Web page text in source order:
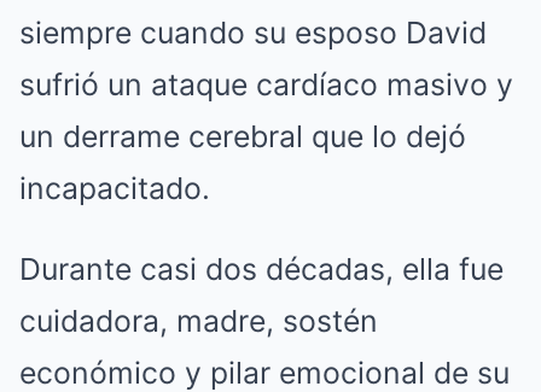
siempre cuando su esposo David
sufrió un ataque cardíaco masivo y
un derrame cerebral que lo dejó
incapacitado.
Durante casi dos décadas, ella fue
cuidadora, madre, sostén
económico y pilar emocional de su